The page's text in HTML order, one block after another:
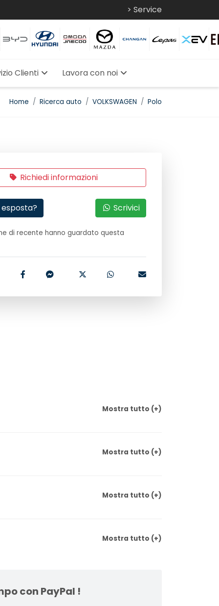
> Service
Clienti Lavora con noi
Home Ricerca auto VOLKSWAGEN Polo
Richiedi informazioni
esposta? Scrivici
di recente hanno guardato questa
Mostra tutto (+)
Mostra tutto (+)
Mostra tutto (+)
Mostra tutto (+)
con PayPal !